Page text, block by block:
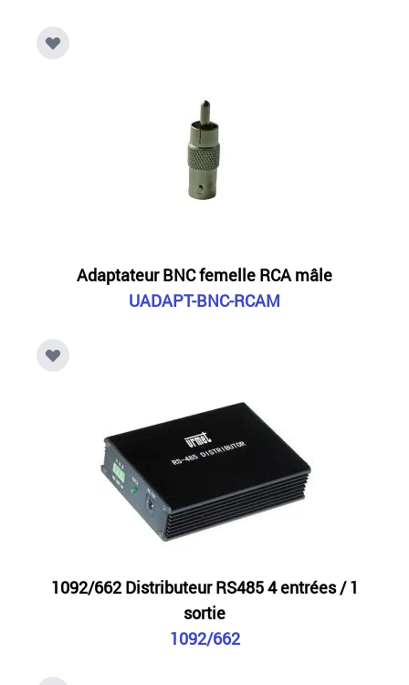
Adaptateur BNC femelle RCA mâle
UADAPT-BNC-RCAM
1092/662 Distributeur RS485 4 entrées / 1
sortie
1092/662